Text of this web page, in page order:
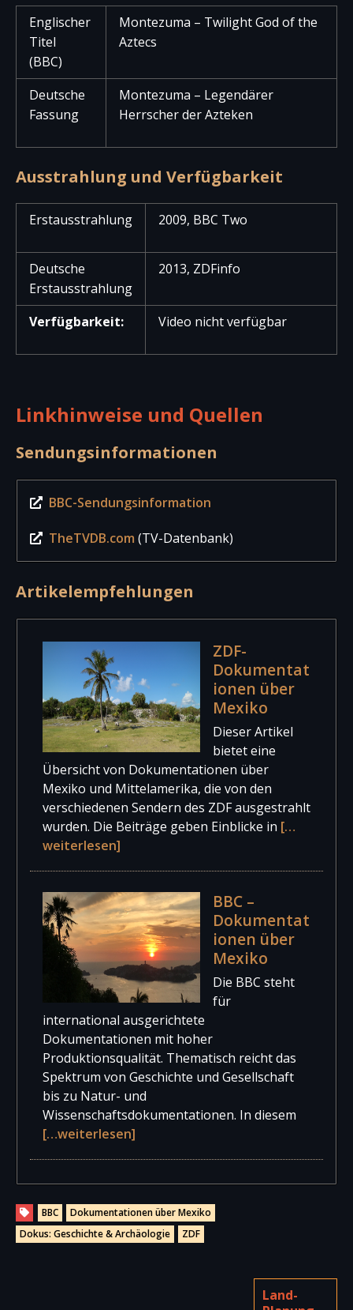
Englischer
Titel
(BBC)
Montezuma – Twilight God of the
Aztecs
Deutsche
Fassung
Montezuma – Legendärer
Herrscher der Azteken
Ausstrahlung und Verfügbarkeit
Erstausstrahlung 2009, BBC Two
Deutsche
Erstausstrahlung
2013, ZDFinfo
Verfügbarkeit: Video nicht verfügbar
Linkhinweise und Quellen
Sendungsinformationen
BBC-Sendungsinformation
TheTVDB.com (TV-Datenbank)
Artikelempfehlungen
ZDF-
Dokumentat
ionen über
Mexiko
Dieser Artikel
bietet eine
Übersicht von Dokumentationen über
Mexiko und Mittelamerika, die von den
verschiedenen Sendern des ZDF ausgestrahlt
wurden. Die Beiträge geben Einblicke in […
weiterlesen]
BBC –
Dokumentat
ionen über
Mexiko
Die BBC steht
für
international ausgerichtete
Dokumentationen mit hoher
Produktionsqualität. Thematisch reicht das
Spektrum von Geschichte und Gesellschaft
bis zu Natur- und
Wissenschaftsdokumentationen. In diesem
[…weiterlesen]
BBC
Dokumentationen über Mexiko
Dokus: Geschichte & Archäologie
ZDF
Land-